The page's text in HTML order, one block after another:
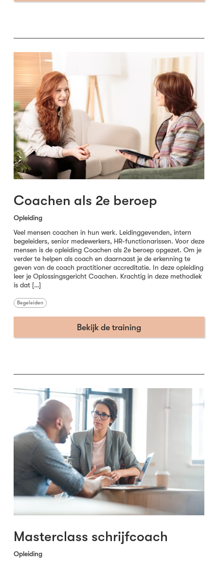
Coachen als 2e beroep
Opleiding
Veel mensen coachen in hun werk. Leidinggevenden, intern
begeleiders, senior medewerkers, HR-functionarissen. Voor deze
mensen is de opleiding Coachen als 2e beroep opgezet. Om je
verder te helpen als coach en daarnaast je de erkenning te
geven van de coach practitioner accreditatie. In deze opleiding
leer je Oplossingsgericht Coachen. Krachtig in deze methodiek
is dat […]
Begeleiden
Bekijk de training
Masterclass schrijfcoach
Opleiding